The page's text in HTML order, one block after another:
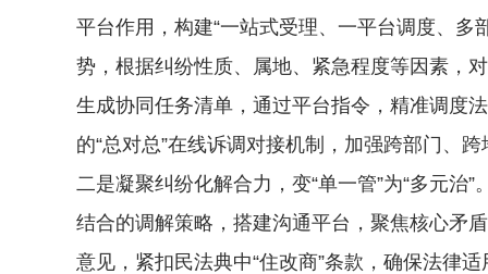
平台作用，构建“一站式受理、一平台调度、多
势，根据纠纷性质、属地、紧急程度等因素，
生成协同任务清单，通过平台指令，精准调度
的“总对总”在线诉调对接机制，加强跨部门、
二是凝聚纠纷化解合力，变“单一管”为“多元治
结合的调解策略，搭建沟通平台，聚焦核心矛
意见，紧扣民法典中“住改商”条款，确保法律